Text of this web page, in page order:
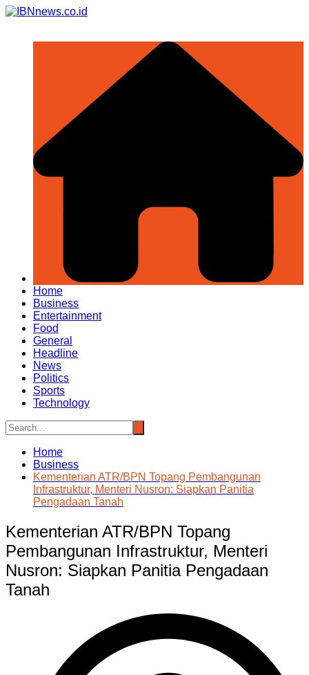
Skip
Home
Business
Entertainment
Food
General
Headline
News
Politics
Sports
Technology
Home
Business
Kementerian ATR/BPN Topang Pembangunan
Infrastruktur, Menteri Nusron: Siapkan Panitia
Pengadaan Tanah
Kementerian ATR/BPN Topang
Pembangunan Infrastruktur, Menteri
Nusron: Siapkan Panitia Pengadaan
Tanah